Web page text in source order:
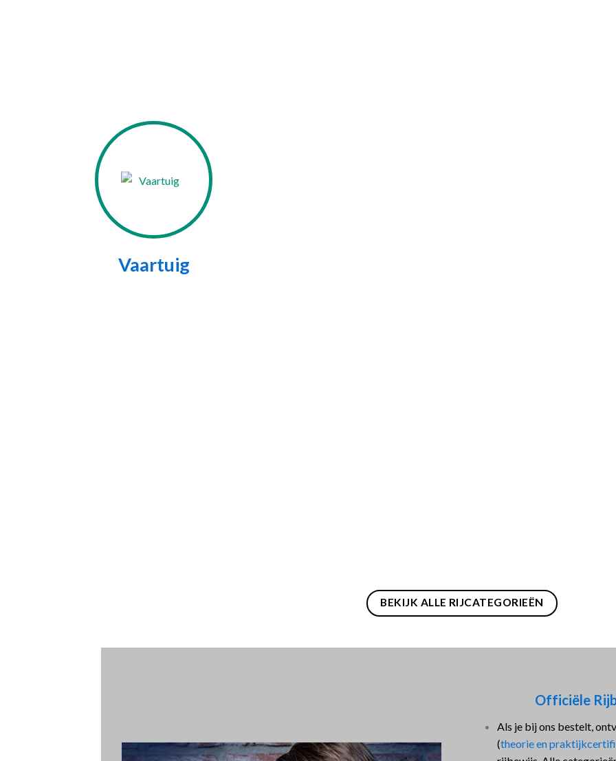
Vaartuig
BEKIJK ALLE RIJCATEGORIEËN
Officiële
Als je bij ons bestelt,
(theorie en